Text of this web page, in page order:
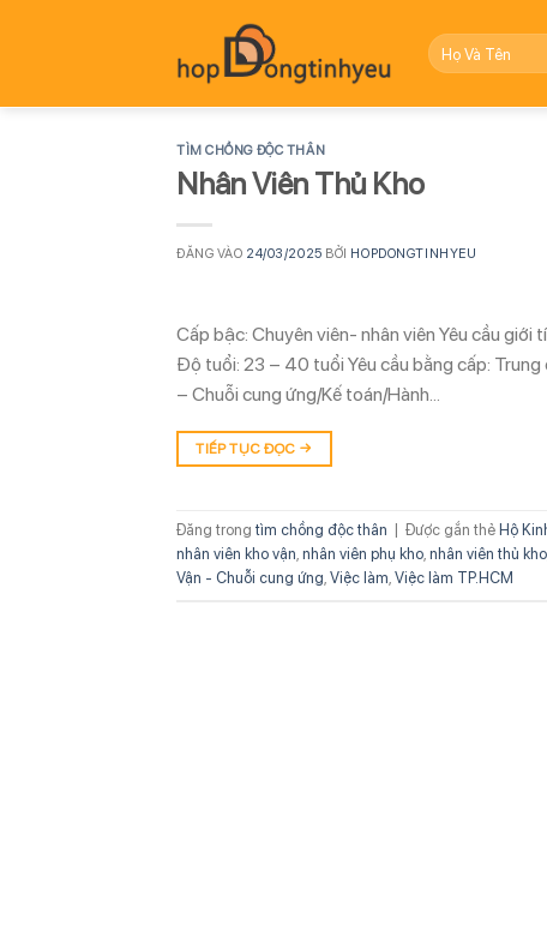
dung
TÌM CHỒNG ĐỘC THÂN
Nhân Viên Thủ Kho
ĐĂNG VÀO 24/03/2025 BỞI HOPDONGTINHYEU
Cấp bậc: Chuyên viên- nhân viên Yêu cầu
Độ tuổi: 23 – 40 tuổi Yêu cầu bằng cấp: Trung
– Chuỗi cung ứng/Kế toán/Hành…
TIẾP TỤC ĐỌC →
Đăng trong tìm chồng độc thân Được gắn thẻ Hộ
nhân viên kho vận nhân viên phụ kho nhân viên thủ kho
Vận - Chuỗi cung ứng Việc làm Việc làm TP.HCM